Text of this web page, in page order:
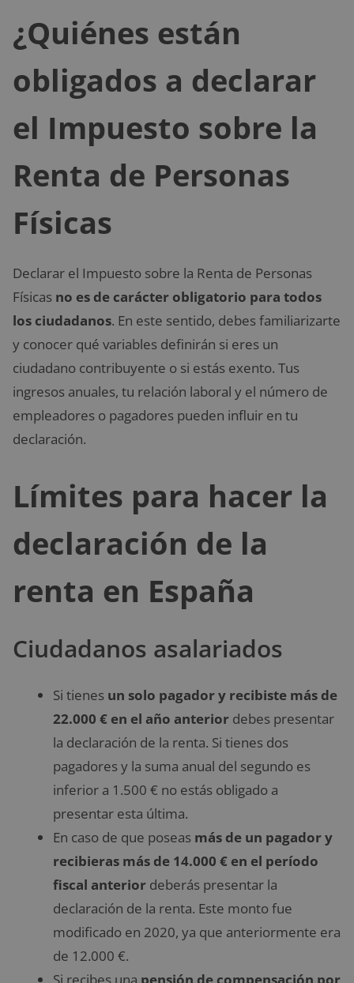
¿Quiénes están
obligados a declarar
el Impuesto sobre la
Renta de Personas
Físicas
Declarar el Impuesto sobre la Renta de Personas
Físicas no es de carácter obligatorio para todos
los ciudadanos. En este sentido, debes familiarizarte
y conocer qué variables definirán si eres un
ciudadano contribuyente o si estás exento. Tus
ingresos anuales, tu relación laboral y el número de
empleadores o pagadores pueden influir en tu
declaración.
Límites para hacer la
declaración de la
renta en España
Ciudadanos asalariados
Si tienes un solo pagador y recibiste más de
22.000 € en el año anterior debes presentar
la declaración de la renta. Si tienes dos
pagadores y la suma anual del segundo es
inferior a 1.500 € no estás obligado a
presentar esta última.
En caso de que poseas más de un pagador y
recibieras más de 14.000 € en el período
fiscal anterior deberás presentar la
declaración de la renta. Este monto fue
modificado en 2020, ya que anteriormente era
de 12.000 €.
Si recibes una pensión de compensación por